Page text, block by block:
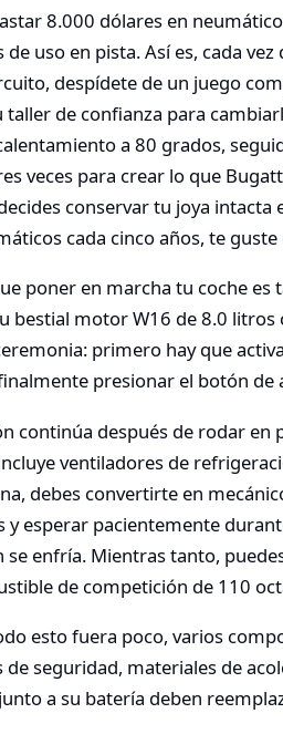
8.000 dólares en
uso en pista. Así es, cada
despídete de un juego
taller de confianza para
a 80 grados,
veces para crear lo que
conservar tu joya
cada cinco años, te guste
poner en marcha tu coche
bestial motor W16 de 8.0
primero hay que
presionar el botón
continúa después de rodar
ventiladores de
debes convertirte en
y esperar pacientemente
se enfría. Mientras tanto,
de competición de 110
esto fuera poco, varios
de seguridad, materiales de
a su batería deben